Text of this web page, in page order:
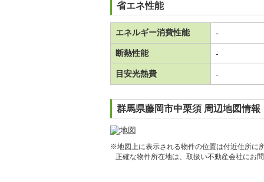
省エネ性能
エネルギー消費性能 -
断熱性能 -
目安光熱費 -
群馬県藤岡市中栗須 周辺地図情報
※地図上に表示される物件の位置は付近住所に
正確な物件所在地は、取扱い不動産会社にお